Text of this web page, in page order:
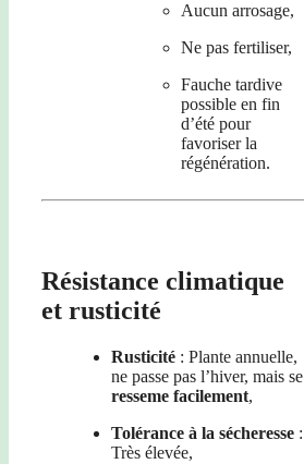
Aucun arrosage,
Ne pas fertiliser,
Fauche tardive
possible en fin
d’été pour
favoriser la
régénération.
Résistance climatique
et rusticité
Rusticité : Plante annuelle,
ne passe pas l’hiver, mais se
resseme facilement,
Tolérance à la sécheresse :
Très élevée,